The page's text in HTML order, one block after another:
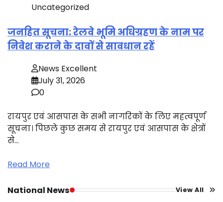
Uncategorized
जनहित सूचना: रेलवे भूमि अधिग्रहण के नाम पर
निवेश कराने के दावों से सावधान रहें
News Excellent
July 31, 2026
0
रायपुर एवं आसपास के सभी नागरिकों के लिए महत्वपूर्ण
सूचना। पिछले कुछ समय से रायपुर एवं आसपास के क्षेत्रों
से…
Read More
National News View All